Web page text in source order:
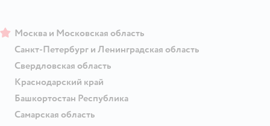
Москва и Московская область
Санкт-Петербург и Ленинградская область
Свердловская область
Краснодарский край
Башкортостан Республика
Самарская область